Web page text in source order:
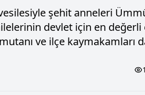
şehit anneleri
devlet için en
ve ilçe kaymakamları